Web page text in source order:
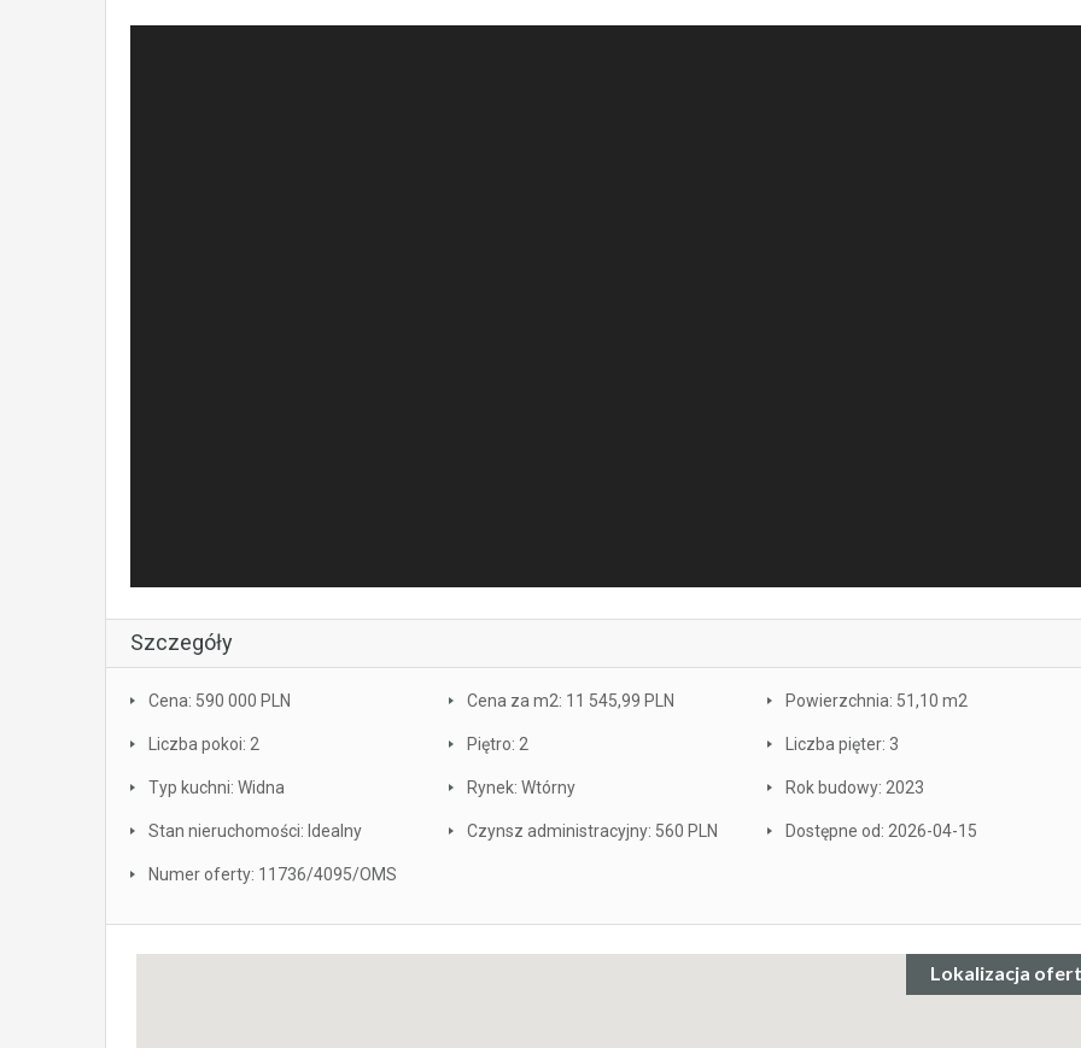
Szczegóły
Cena: 590 000 PLN Cena za m2: 11 545,99 PLN Powierzchnia: 51,10 m2
Liczba pokoi: 2 Piętro: 2 Liczba pięter: 3
Typ kuchni: Widna Rynek: Wtórny Rok budowy: 2023
Stan nieruchomości: Idealny Czynsz administracyjny: 560 PLN Dostępne od: 2026-04-15
Numer oferty: 11736/4095/OMS
Lokalizacja